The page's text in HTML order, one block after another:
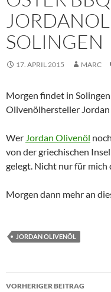
SOLINGEN
17. APRIL 2015 MARC
Morgen findet in
Olivenölhersteller
Wer Jordan Olivenöl
von der griechischen
gelegt. Nicht nur für
Morgen dann mehr an
JORDAN OLIVENÖL
VORHERIGER BEITRAG